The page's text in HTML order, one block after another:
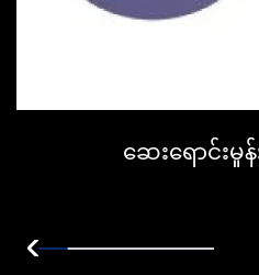
ဆေးရောင်းမှုန်